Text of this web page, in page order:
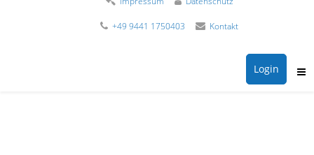
+49 9441 1750403 Kontakt
Login